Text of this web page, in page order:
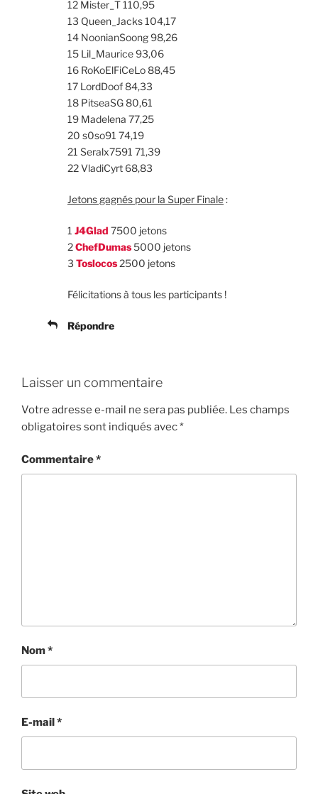
12 Mister_T 110,95
13 Queen_Jacks 104,17
14 NoonianSoong 98,26
15 Lil_Maurice 93,06
16 RoKoElFiCeLo 88,45
17 LordDoof 84,33
18 PitseaSG 80,61
19 Madelena 77,25
20 s0so91 74,19
21 Seralx7591 71,39
22 VladiCyrt 68,83
Jetons gagnés pour la Super Finale:
1 J4Glad 7500 jetons
2ChefDumas5000 jetons
3 Toslocos2500 jetons
Félicitations à tous les participants !
Répondre
Laisser un commentaire
Votre adresse e-mail ne sera pas publiée. Les champs
obligatoires sont indiqués avec*
Commentaire*
Nom*
E-mail*